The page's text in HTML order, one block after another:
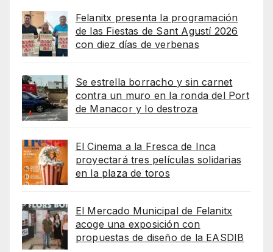
Felanitx presenta la programación
de las Fiestas de Sant Agustí 2026
con diez días de verbenas
Se estrella borracho y sin carnet
contra un muro en la ronda del Port
de Manacor y lo destroza
El Cinema a la Fresca de Inca
proyectará tres películas solidarias
en la plaza de toros
El Mercado Municipal de Felanitx
acoge una exposición con
propuestas de diseño de la EASDIB